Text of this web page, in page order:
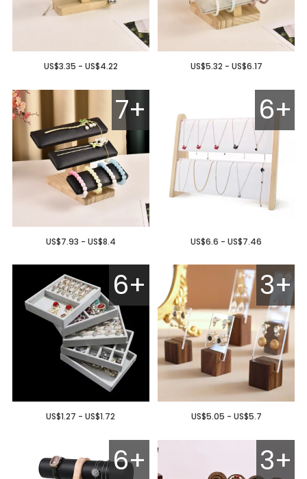
US$3.35 - US$4.22 US$5.32 - US$6.17
7+
US$7.93 - US$8.4
6+
US$6.6 - US$7.46
6+
US$1.27 - US$1.72
3+
US$5.05 - US$5.7
6+ 3+